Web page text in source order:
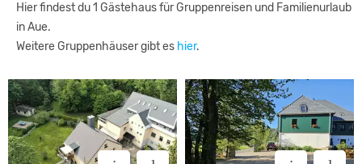
Hier findest du 1 Gästehaus für Gruppenreisen und Familienurlaub
in Aue.
Weitere Gruppenhäuser gibt es hier.